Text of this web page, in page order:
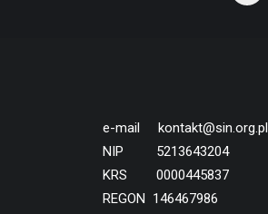
e-mail kontakt@sin.org.pl
NIP 5213643204
KRS 0000445837
REGON 146467986